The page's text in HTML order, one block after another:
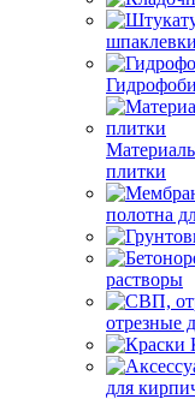
шпаклевки
плитки
полотна
растворы
отрезные
для